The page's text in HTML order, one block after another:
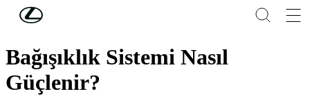
Skip to Main Content
Lifestyle
Bağışıklık Sistemi Nasıl
Güçlenir?